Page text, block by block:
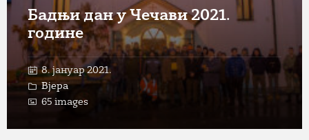
Бадњи дан у Чечави 2021.
године
8. јануар 2021.
Вјера
65 images